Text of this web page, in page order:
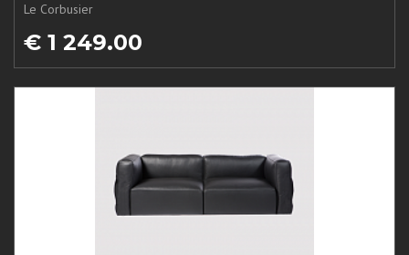
Le Corbusier
€ 1 249.00